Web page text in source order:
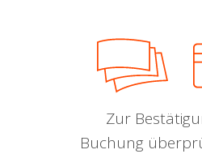
Zur
Buchung